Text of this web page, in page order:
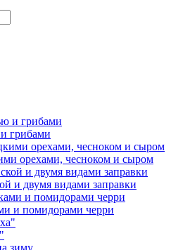
грибами
орехами, чесноком и сыром
и двумя видами заправки
и помидорами черри